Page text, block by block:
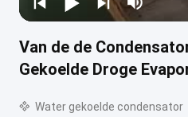
Van de de
Gekoelde Droge
Water gekoelde condensator